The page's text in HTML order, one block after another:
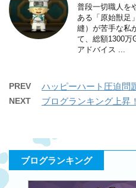
普段一切職人を
ある「原始獣足
縫）が苦手な私
て、総額1300
アドバイス ...
PREV ハッピーハート圧迫問
NEXT ブログランキング上昇
ブログランキング